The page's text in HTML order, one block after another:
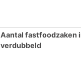
Aantal fastfoodzaken
verdubbeld